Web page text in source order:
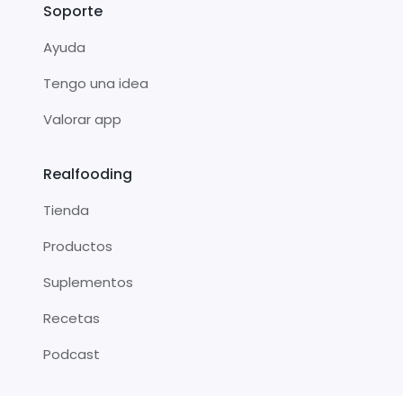
Soporte
Ayuda
Tengo una idea
Valorar app
Realfooding
Tienda
Productos
Suplementos
Recetas
Podcast